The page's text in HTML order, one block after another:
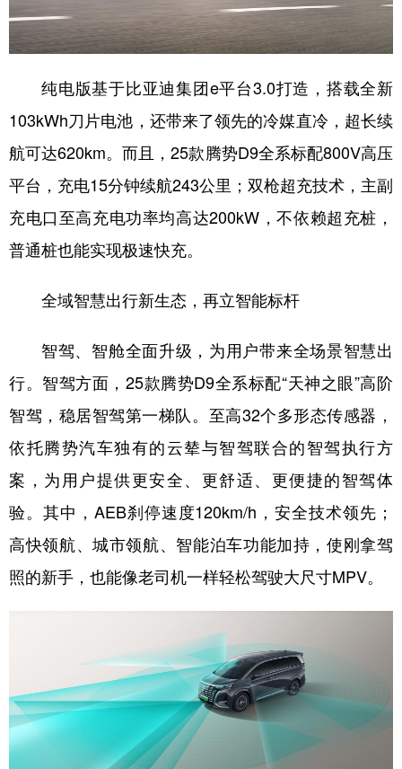
纯电版基于比亚迪集团e平台3.0打造，搭载全新
103kWh刀片电池，还带来了领先的冷媒直冷，超长续
航可达620km。而且，25款腾势D9全系标配800V高压
平台，充电15分钟续航243公里；双枪超充技术，主副
充电口至高充电功率均高达200kW，不依赖超充桩，
普通桩也能实现极速快充。
全域智慧出行新生态，再立智能标杆
智驾、智舱全面升级，为用户带来全场景智慧出
行。智驾方面，25款腾势D9全系标配“天神之眼”高阶
智驾，稳居智驾第一梯队。至高32个多形态传感器，
依托腾势汽车独有的云辇与智驾联合的智驾执行方
案，为用户提供更安全、更舒适、更便捷的智驾体
验。其中，AEB刹停速度120km/h，安全技术领先；
高快领航、城市领航、智能泊车功能加持，使刚拿驾
照的新手，也能像老司机一样轻松驾驶大尺寸MPV。